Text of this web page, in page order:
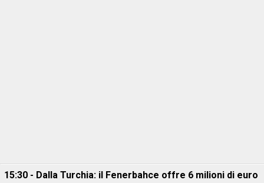
15:30 - Dalla Turchia: il Fenerbahce offre 6 milioni di euro